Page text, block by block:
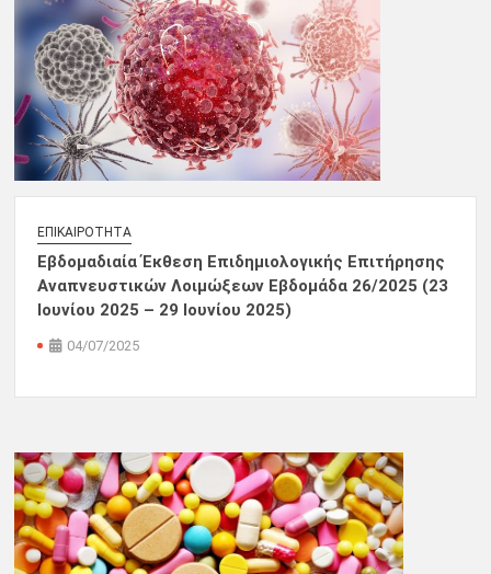
ΕΠΙΚΑΙΡΌΤΗΤΑ
Εβδομαδιαία Έκθεση Επιδημιολογικής Επιτήρησης
Αναπνευστικών Λοιμώξεων Εβδομάδα 26/2025 (23
Ιουνίου 2025 – 29 Ιουνίου 2025)
04/07/2025